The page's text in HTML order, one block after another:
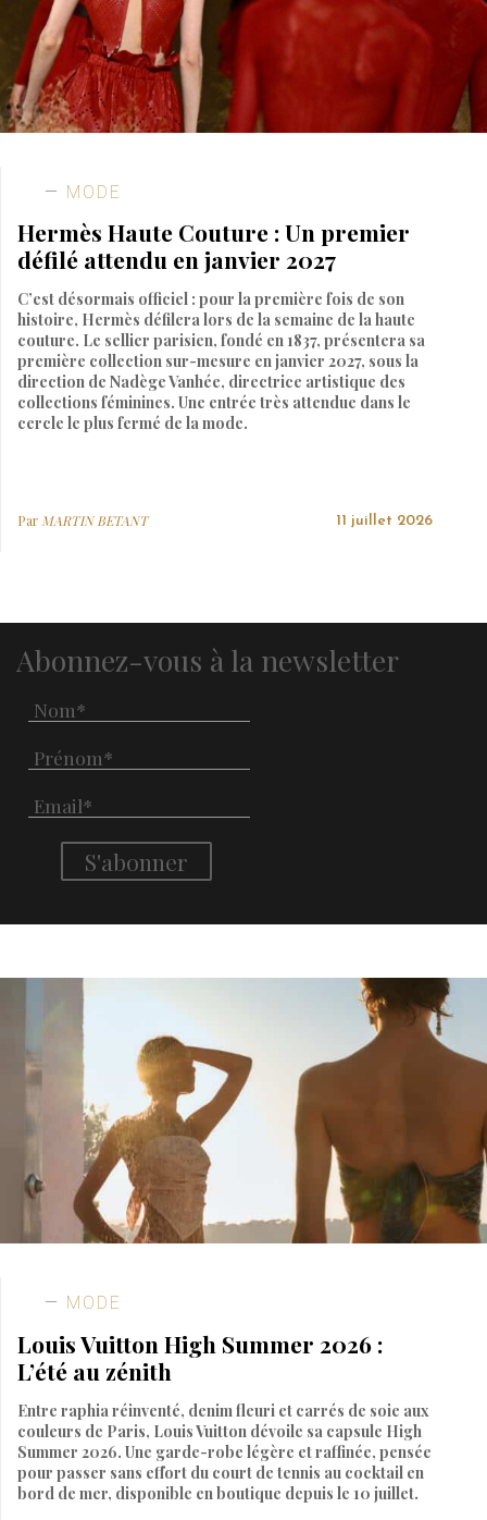
MODE
Hermès Haute Couture : Un premier
défilé attendu en janvier 2027
C’est désormais officiel : pour la première fois de son
histoire, Hermès défilera lors de la semaine de la haute
couture. Le sellier parisien, fondé en 1837, présentera sa
première collection sur-mesure en janvier 2027, sous la
direction de Nadège Vanhée, directrice artistique des
collections féminines. Une entrée très attendue dans le
cercle le plus fermé de la mode.
Par MARTIN BETANT 11 juillet 2026
Abonnez-vous à la newsletter
MODE
Louis Vuitton High Summer 2026 :
L’été au zénith
Entre raphia réinventé, denim fleuri et carrés de soie aux
couleurs de Paris, Louis Vuitton dévoile sa capsule High
Summer 2026. Une garde-robe légère et raffinée, pensée
pour passer sans effort du court de tennis au cocktail en
bord de mer, disponible en boutique depuis le 10 juillet.